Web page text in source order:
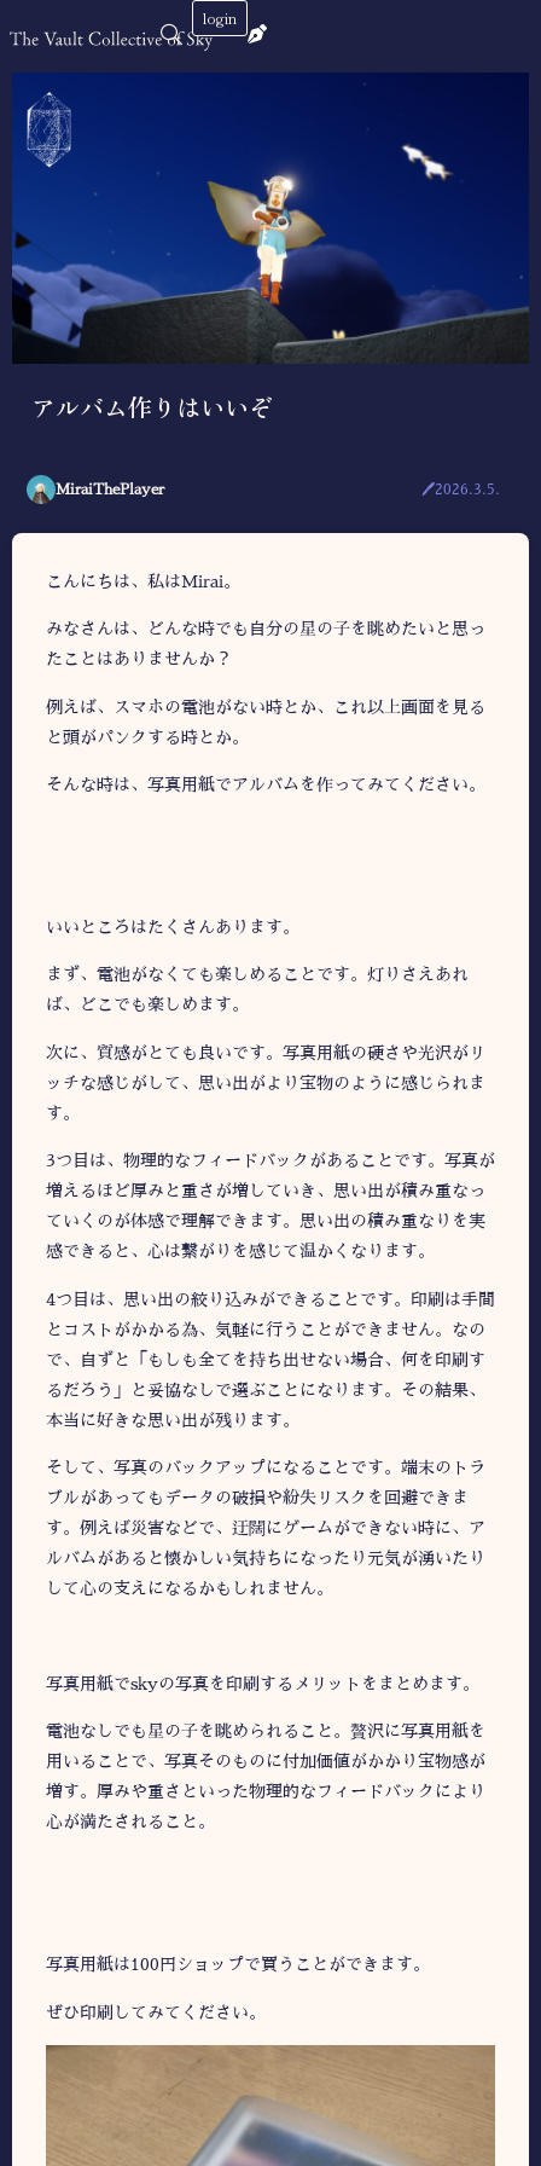
login
アルバム作りはいいぞ
MiraiThePlayer 🖊2026.3.5.
こんにちは、私はMirai。
みなさんは、どんな時でも自分の星の子を眺めたいと思っ
たことはありませんか？
例えば、スマホの電池がない時とか、これ以上画面を見る
と頭がパンクする時とか。
そんな時は、写真用紙でアルバムを作ってみてください。
いいところはたくさんあります。
まず、電池がなくても楽しめることです。灯りさえあれ
ば、どこでも楽しめます。
次に、質感がとても良いです。写真用紙の硬さや光沢がリ
ッチな感じがして、思い出がより宝物のように感じられま
す。
3つ目は、物理的なフィードバックがあることです。写真が
増えるほど厚みと重さが増していき、思い出が積み重なっ
ていくのが体感で理解できます。思い出の積み重なりを実
感できると、心は繋がりを感じて温かくなります。
4つ目は、思い出の絞り込みができることです。印刷は手間
とコストがかかる為、気軽に行うことができません。なの
で、自ずと「もしも全てを持ち出せない場合、何を印刷す
るだろう」と妥協なしで選ぶことになります。その結果、
本当に好きな思い出が残ります。
そして、写真のバックアップになることです。端末のトラ
ブルがあってもデータの破損や紛失リスクを回避できま
す。例えば災害などで、迂闊にゲームができない時に、ア
ルバムがあると懐かしい気持ちになったり元気が湧いたり
して心の支えになるかもしれません。
写真用紙でskyの写真を印刷するメリットをまとめます。
電池なしでも星の子を眺められること。贅沢に写真用紙を
用いることで、写真そのものに付加価値がかかり宝物感が
増す。厚みや重さといった物理的なフィードバックにより
心が満たされること。
写真用紙は100円ショップで買うことができます。
ぜひ印刷してみてください。